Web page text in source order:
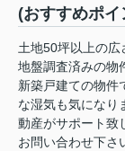
(おすすめポイ
土地50坪以上の広
地盤調査済みの物
新築戸建ての物件
な湿気も気になり
動産がサポート致
お問い合わせ下さ